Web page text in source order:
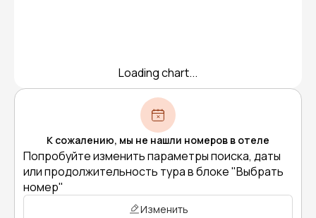
Loading chart...
К сожалению, мы не нашли номеров в отеле
Попробуйте изменить параметры поиска, даты
или продолжительность тура в блоке "Выбрать
номер"
Изменить